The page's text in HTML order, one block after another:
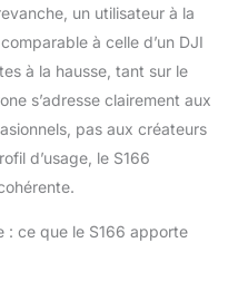
un utilisateur à la
à celle d’un DJI
à la hausse, tant sur le
s’adresse clairement aux
pas aux créateurs
d’usage, le S166
: ce que le S166 apporte